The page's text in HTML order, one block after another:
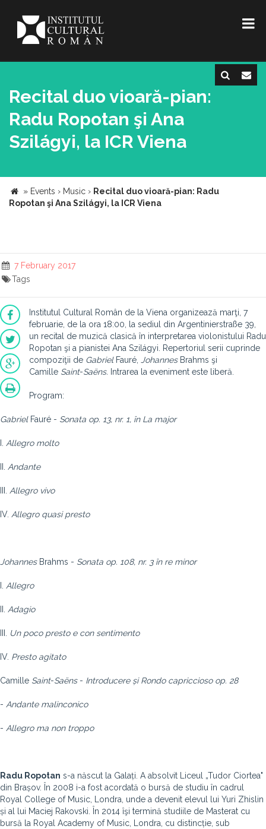
Recital duo vioară-pian:
Radu Ropotan şi Ana
Szilágyi, la ICR Viena
» Events › Music › Recital duo vioară-pian: Radu
Ropotan şi Ana Szilágyi, la ICR Viena
7 February 2017
Tags
Institutul Cultural Român de la Viena organizează marţi, 7
februarie, de la ora 18:00, la sediul din Argentinierstraße 39,
un recital de muzică clasică în interpretarea violonistului Radu
Ropotan şi a pianistei Ana Szilágyi.
Repertoriul serii cuprinde
compoziţii de GabrielFauré, JohannesBrahms şi
Camille Saint-Saëns. Intrarea la eveniment este liberă.
Program:
GabrielFauré - Sonata op. 13, nr. 1, în La major
Allegro molto
Andante
Allegro vivo
IV. Allegro quasi presto
JohannesBrahms - Sonata op. 108, nr. 3 în re minor
Allegro
Adagio
Un poco presto e con sentimento
IV. Presto agitato
Camille Saint-Saëns- Introducere și Rondo capriccioso op. 28
- Andante malinconico
- Allegro ma non troppo
Radu Ropotan s-a născut la Galați. A absolvit Liceul „Tudor Ciortea"
din Brașov. În 2008 i-a fost acordată o bursă de studiu în cadrul
Royal College of Music, Londra, unde a devenit elevul lui Yuri Zhislin
și al lui Maciej Rakovski. În 2014 îşi termină studiile de Masterat cu
bursă la Royal Academy of Music, Londra, cu distincție, sub